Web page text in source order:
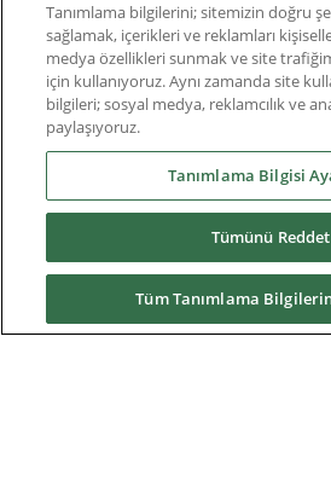
Training
References
News & Events
Downloads
Tanımlama bilgilerini; sitemizin doğru
sağlamak, içerikleri ve reklamları
medya özellikleri sunmak ve site
için kullanıyoruz. Aynı zamanda site
bilgileri; sosyal medya, reklamcılık ve
paylaşıyoruz.
Tanımlama Bilgisi
Tümünü Reddet
Tüm Tanımlama